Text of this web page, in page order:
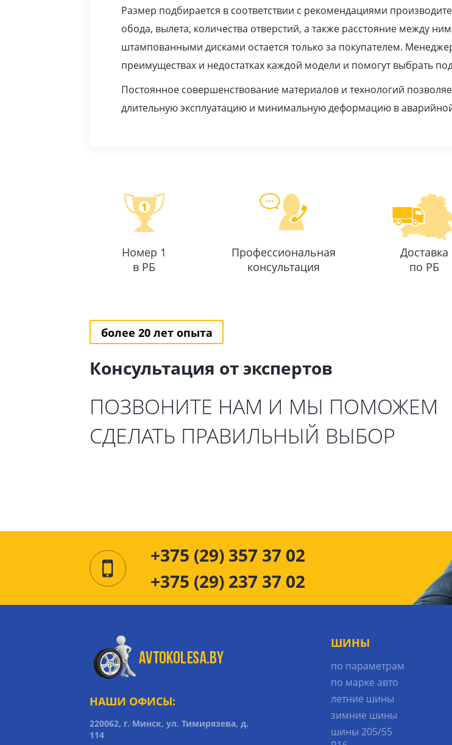
Размер подбирается в соответствии с рекомендациями
обода, вылета, количества отверстий, а также расстояние между
штампованными дисками остается только за покупателем.
преимуществах и недостатках каждой модели и помогут выбрать
Постоянное совершенствование материалов и технологий
длительную эксплуатацию и минимальную деформацию в
Номер 1
в РБ
Профессиональная
консультация
Доставка
по РБ
более 20 лет опыта
Консультация от экспертов
ПОЗВОНИТЕ НАМ И МЫ ПОМОЖЕМ
СДЕЛАТЬ ПРАВИЛЬНЫЙ ВЫБОР
+375 (29) 357 37 02
+375 (29) 237 37 02
НАШИ ОФИСЫ:
220062, г. Минск, ул. Тимирязева, д.
114
ШИНЫ
по параметрам
по марке авто
летние шины
зимние шины
шины 205/55